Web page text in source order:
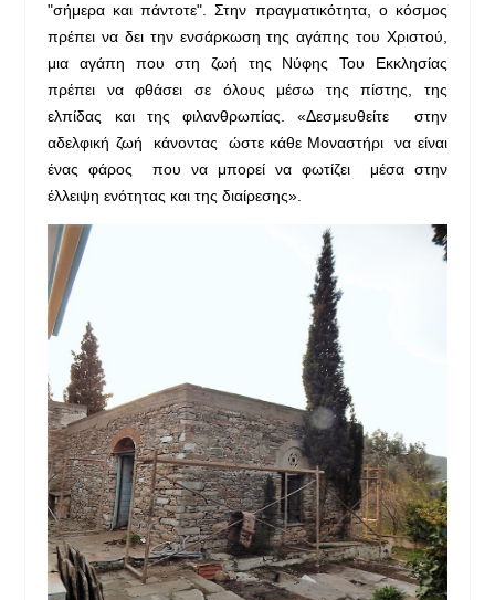
"σήμερα και πάντοτε". Στην πραγματικότητα, ο κόσμος
πρέπει να δει την ενσάρκωση της αγάπης του Χριστού,
μια αγάπη που στη ζωή της Νύφης Του Εκκλησίας
πρέπει να φθάσει σε όλους μέσω της πίστης, της
ελπίδας και της φιλανθρωπίας. «Δεσμευθείτε στην
αδελφική ζωή κάνοντας ώστε κάθε Μοναστήρι να είναι
ένας φάρος που να μπορεί να φωτίζει μέσα στην
έλλειψη ενότητας και της διαίρεσης».